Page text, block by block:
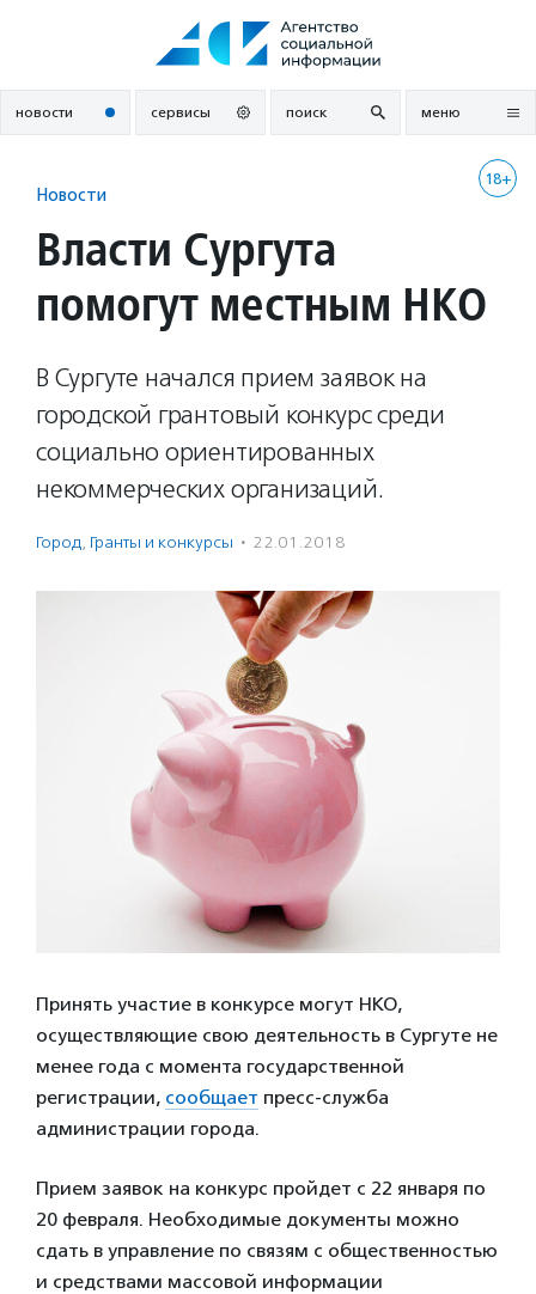
новости сервисы поиск меню
18+
Новости
Власти Сургута
помогут местным НКО
В Сургуте начался прием заявок на
городской грантовый конкурс среди
социально ориентированных
некоммерческих организаций.
Город, Гранты и конкурсы · 22.01.2018
Принять участие в конкурсе могут НКО,
осуществляющие свою деятельность в Сургуте не
менее года с момента государственной
регистрации, сообщает пресс-служба
администрации города.
Прием заявок на конкурс пройдет с 22 января по
20 февраля. Необходимые документы можно
сдать в управление по связям с общественностью
и средствами массовой информации